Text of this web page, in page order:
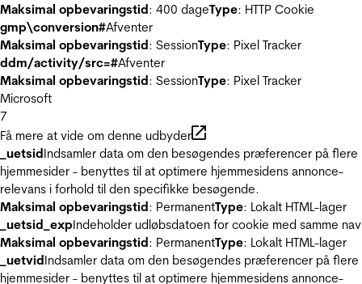
Maksimal opbevaringstid: 400 dageType: HTTP Cookie
gmp\conversion#Afventer
Maksimal opbevaringstid: SessionType: Pixel Tracker
ddm/activity/src=#Afventer
Maksimal opbevaringstid: SessionType: Pixel Tracker
Microsoft
7
Få mere at vide om denne udbyder
_uetsidIndsamler data om den besøgendes præferencer på flere
hjemmesider - benyttes til at optimere hjemmesidens annonce-
relevans i forhold til den specifikke besøgende.
Maksimal opbevaringstid: PermanentType: Lokalt HTML-lager
_uetsid_expIndeholder udløbsdatoen for cookie med samme
Maksimal opbevaringstid: PermanentType: Lokalt HTML-lager
_uetvidIndsamler data om den besøgendes præferencer på flere
hjemmesider - benyttes til at optimere hjemmesidens annonce-